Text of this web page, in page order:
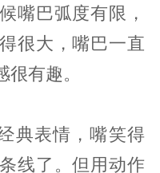
嘴巴弧度有限，
很大，嘴巴一直
有趣。
典表情，嘴笑得
线了。但用动作